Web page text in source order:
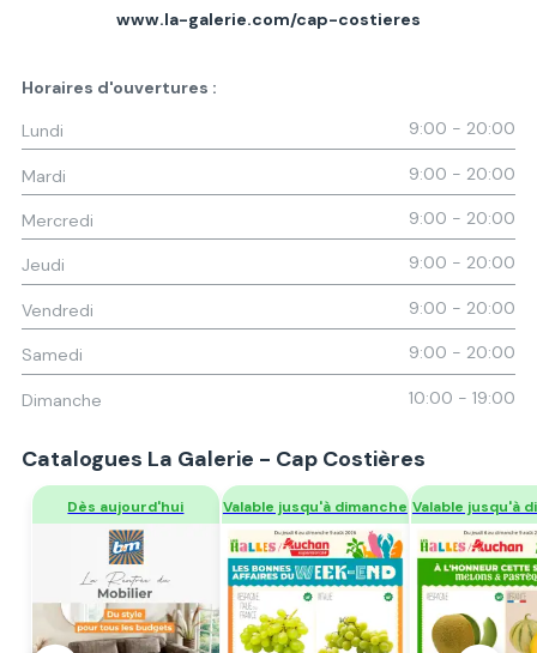
www.la-galerie.com/cap-costieres
Horaires d'ouvertures :
Lundi 9:00 - 20:00
Mardi 9:00 - 20:00
Mercredi 9:00 - 20:00
Jeudi 9:00 - 20:00
Vendredi 9:00 - 20:00
Samedi 9:00 - 20:00
Dimanche 10:00 - 19:00
Catalogues La Galerie - Cap Costières
Regarder Regarder